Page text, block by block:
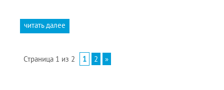
читать далее
Страница 1 из 2 1 2 »